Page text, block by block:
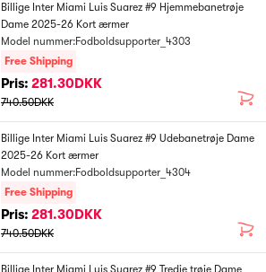
Billige Inter Miami Luis Suarez #9 Hjemmebanetrøje
Dame 2025-26 Kort ærmer
Model nummer:Fodboldsupporter_4303
Free Shipping
Pris: 281.30DKK
740.50DKK
Billige Inter Miami Luis Suarez #9 Udebanetrøje Dame
2025-26 Kort ærmer
Model nummer:Fodboldsupporter_4304
Free Shipping
Pris: 281.30DKK
740.50DKK
Billige Inter Miami Luis Suarez #9 Tredje trøje Dame